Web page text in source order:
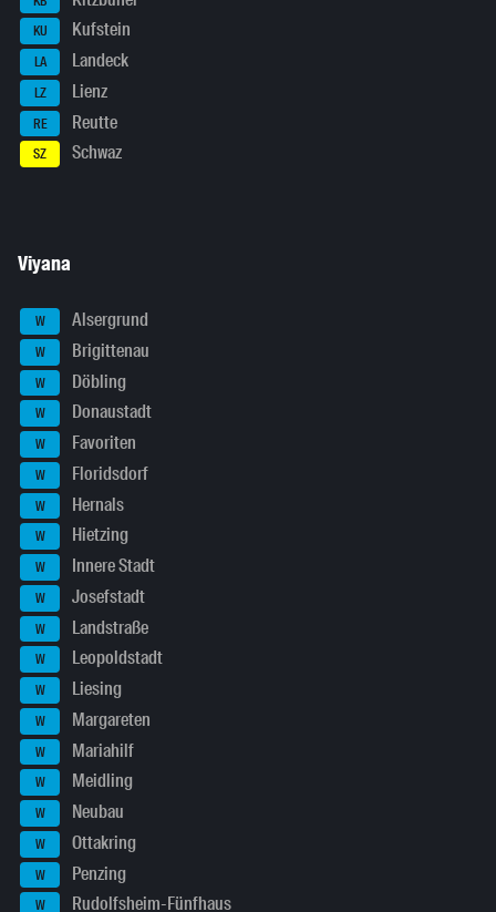
KU Kufstein
LA Landeck
LZ Lienz
RE Reutte
SZ Schwaz
Viyana
W Alsergrund
W Brigittenau
W Döbling
W Donaustadt
W Favoriten
W Floridsdorf
W Hernals
W Hietzing
W Innere Stadt
W Josefstadt
W Landstraße
W Leopoldstadt
W Liesing
W Margareten
W Mariahilf
W Meidling
W Neubau
W Ottakring
W Penzing
W Rudolfsheim-Fünfhaus